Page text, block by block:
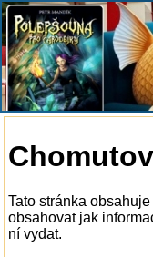
Tato stránka
obsahovat jak
ní vydat.